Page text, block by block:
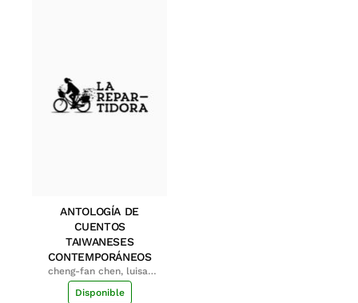
ANTOLOGÍA DE
CUENTOS
TAIWANESES
CONTEMPORÁNEOS
cheng-fan chen, luisa;
shu-ying chang, luisa
Disponible